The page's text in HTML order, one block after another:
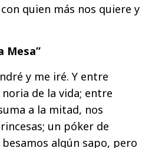
quien más nos quiere y
Mesa”
y me iré. Y entre
de la vida; entre
a la mitad, nos
un póker de
besamos algún sapo, pero